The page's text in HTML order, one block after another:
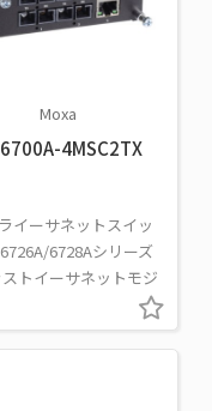
Moxa
4MSC2TX
イーサネットスイッ
6728Aシリーズ
トイーサネットモジ